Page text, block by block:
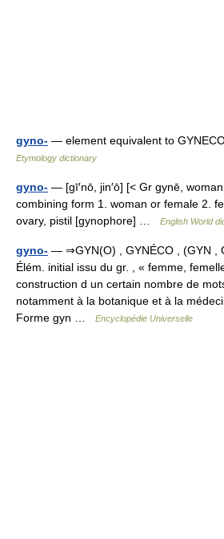
gyno- — element equivalent to
Etymology dictionary
gyno- — [gī′nō, jin′ō] [< Gr gynē,
combining form 1. woman or female 2.
ovary, pistil [gynophore] …
English World
gyno- — ⇒GYN(O) , GYNÉCO , (GYN ,
Élém. initial issu du gr. , « femme,
construction d un certain nombre de
notamment à la botanique et à la
Forme gyn …
Encyclopédie Universelle